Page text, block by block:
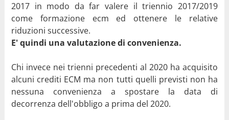
2017 in modo da far valere il triennio 2017/2019
come formazione ecm ed ottenere le relative
riduzioni successive.
E' quindi una valutazione di convenienza.
Chi invece nei trienni precedenti al 2020 ha acquisito
alcuni crediti ECM ma non tutti quelli previsti non ha
nessuna convenienza a spostare la data di
decorrenza dell'obbligo a prima del 2020.